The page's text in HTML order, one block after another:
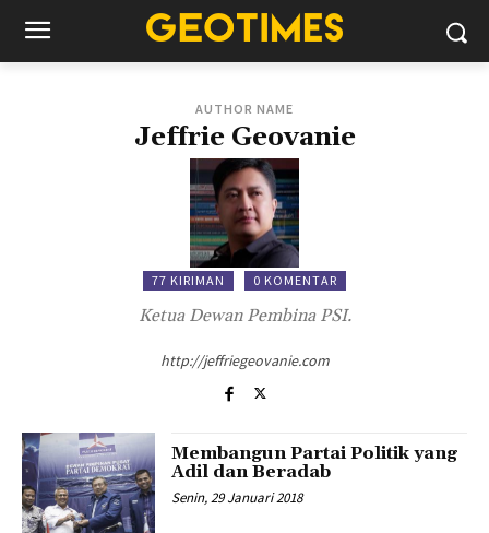
AUTHOR NAME
Jeffrie Geovanie
77 KIRIMAN 0 KOMENTAR
Ketua Dewan Pembina PSI.
http://jeffriegeovanie.com
Membangun Partai Politik yang
Adil dan Beradab
Senin, 29 Januari 2018